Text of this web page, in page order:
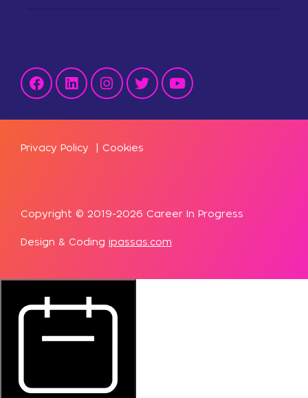
Copyright © 2019-2026 Career In Progress
Design & Coding ipassas.com
Privacy Policy Cookies